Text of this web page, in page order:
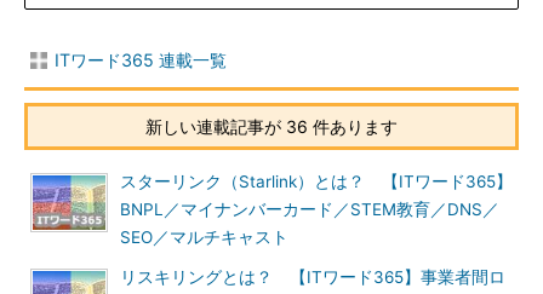
ITワード365 連載一覧
新しい連載記事が 36 件あります
スターリンク（Starlink）とは？ 【ITワード365】
BNPL／マイナンバーカード／STEM教育／DNS／
SEO／マルチキャスト
リスキリングとは？ 【ITワード365】事業者間ロ